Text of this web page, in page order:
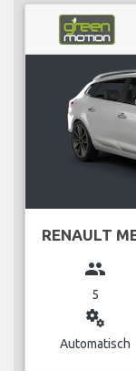
RENAULT
group
5
miscellaneous_services
Automatisch